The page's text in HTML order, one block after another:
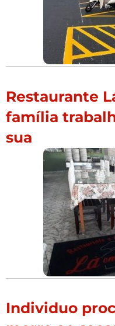
Restaurante
família
sua
Individuo